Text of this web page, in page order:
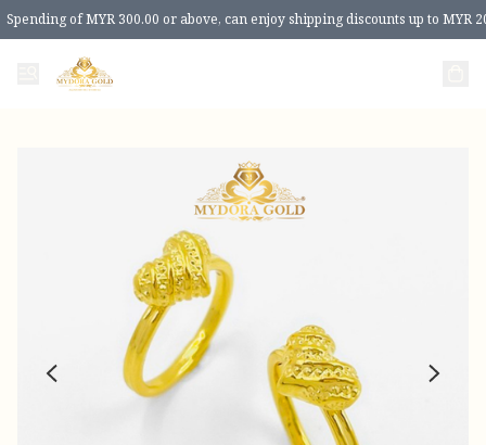
Spending of MYR 300.00 or above, can enjoy shipping discounts up to MYR